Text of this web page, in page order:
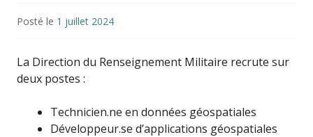
Posté le 1 juillet 2024
La Direction du Renseignement Militaire recrute sur
deux postes :
Technicien.ne en données géospatiales
Développeur.se d’applications géospatiales